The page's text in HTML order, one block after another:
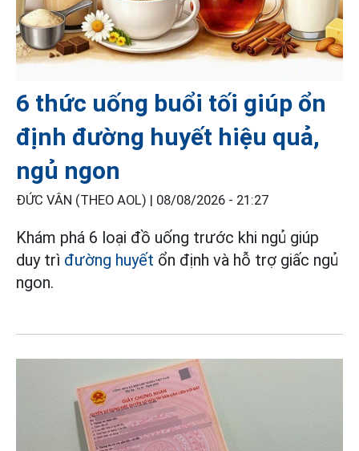
6 thức uống buổi tối giúp ổn
định đường huyết hiệu quả,
ngủ ngon
ĐỨC VÂN (THEO AOL) | 08/08/2026 - 21:27
Khám phá 6 loại đồ uống trước khi ngủ giúp
duy trì đường huyết ổn định và hỗ trợ giấc ngủ
ngon.